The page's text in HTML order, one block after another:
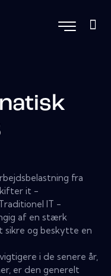
fra
it -
IT -
af en stærk
og beskytte en
i de senere år,
er den generelt